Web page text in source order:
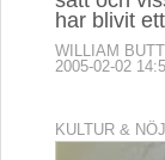
har blivit
WILLIAM BUTT
2005-02-02
KULTUR &